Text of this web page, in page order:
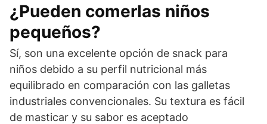
¿Pueden comerlas niños
pequeños?
Sí, son una excelente opción de snack para
niños debido a su perfil nutricional más
equilibrado en comparación con las galletas
industriales convencionales. Su textura es fácil
de masticar y su sabor es aceptado